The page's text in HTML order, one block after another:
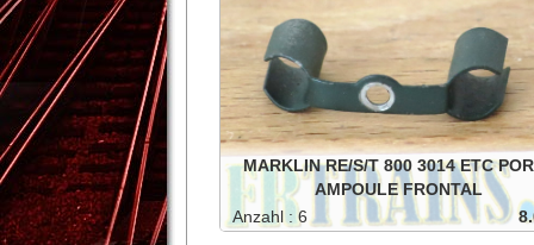
MARKLIN RE/S/T 800 3014 ETC
AMPOULE FRONTAL
Anzahl : 6